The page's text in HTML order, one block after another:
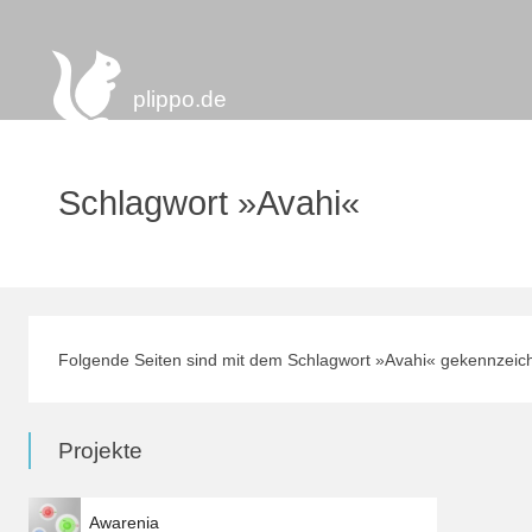
plippo.de
Schlagwort »Avahi«
Folgende Seiten sind mit dem Schlagwort »Avahi«
Projekte
Awarenia